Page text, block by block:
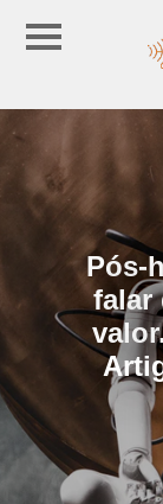
Pós-
falar